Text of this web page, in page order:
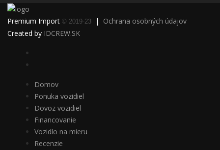
Premium Import © 2019-23 | Ochrana osobných údajov
Created by IDCREW.SK
Domov
Ponuka vozidiel
Dovoz vozidiel
Financovanie
Vozidlo na mieru
Recenzie